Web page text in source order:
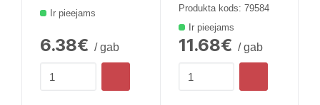
Ir pieejams
6.38€ / gab
Produkta kods: 79584
Ir pieejams
11.68€ / gab